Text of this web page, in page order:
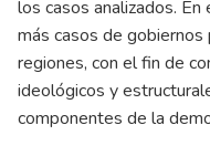
los casos analizados.
más casos de
regiones, con el fin de
ideológicos y
componentes de la